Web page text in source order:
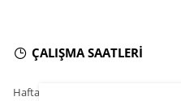
ÇALIŞMA SAATLERİ
Hafta İçi : 9.00 - 18.30